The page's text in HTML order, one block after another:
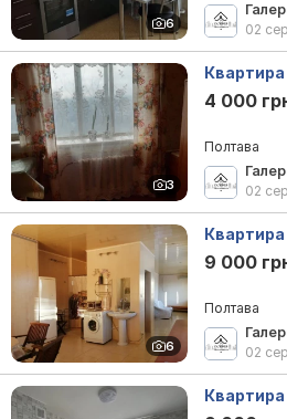
6
02
3
Квартира
4 000
Полтава
02
6
Квартира
9 000
Полтава
02
Квартира